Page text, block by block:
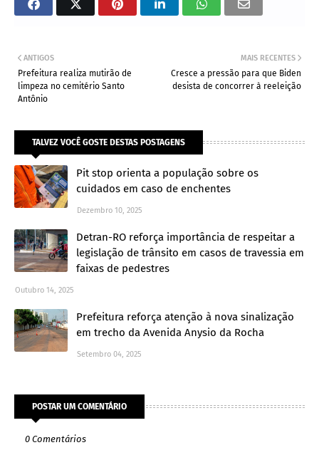
MAIS RECENTES
Cresce a pressão para que Biden
desista de concorrer à reeleição
ANTIGOS
Prefeitura realiza mutirão de
limpeza no cemitério Santo
Antônio
TALVEZ VOCÊ GOSTE DESTAS POSTAGENS
Pit stop orienta a população sobre os
cuidados em caso de enchentes
Dezembro 10, 2025
Detran-RO reforça importância de respeitar a
legislação de trânsito em casos de travessia em
faixas de pedestres
Outubro 14, 2025
Prefeitura reforça atenção à nova sinalização
em trecho da Avenida Anysio da Rocha
Setembro 04, 2025
POSTAR UM COMENTÁRIO
0 Comentários